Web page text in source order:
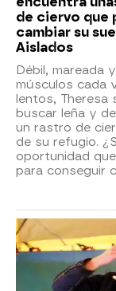
de ciervo que
cambiar su
Aislados
Débil, mareada
músculos cada
lentos, Theresa
buscar leña y
un rastro de
de su refugio.
oportunidad
para conseguir